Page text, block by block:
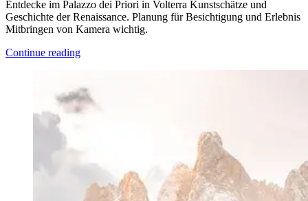
Entdecke im Palazzo dei Priori in Volterra Kunstschätze und
Geschichte der Renaissance. Planung für Besichtigung und Erlebnis
Mitbringen von Kamera wichtig.
Continue reading